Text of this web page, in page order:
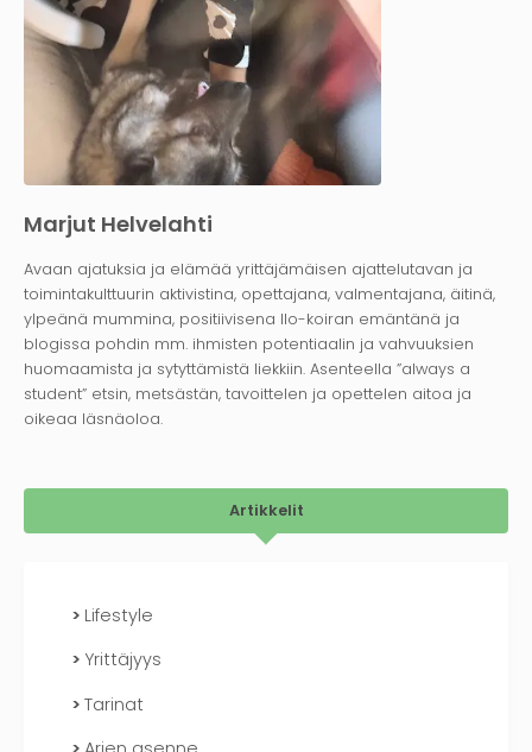
Marjut Helvelahti
Avaan ajatuksia ja elämää yrittäjämäisen ajattelutavan ja
toimintakulttuurin aktivistina, opettajana, valmentajana, äitinä,
ylpeänä mummina, positiivisena Ilo-koiran emäntänä ja
blogissa pohdin mm. ihmisten potentiaalin ja vahvuuksien
huomaamista ja sytyttämistä liekkiin. Asenteella ”always a
student” etsin, metsästän, tavoittelen ja opettelen aitoa ja
oikeaa läsnäoloa.
Artikkelit
Lifestyle
Yrittäjyys
Tarinat